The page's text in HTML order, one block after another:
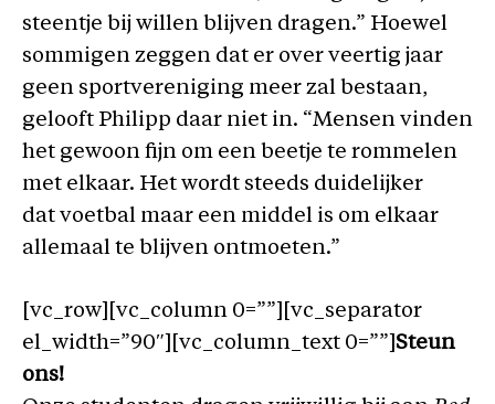
steentje bij willen blijven dragen.” Hoewel
sommigen zeggen dat er over veertig jaar
geen sportvereniging meer zal bestaan,
gelooft Philipp daar niet in. “Mensen vinden
het gewoon fijn om een beetje te rommelen
met elkaar. Het wordt steeds duidelijker
dat voetbal maar een middel is om elkaar
allemaal te blijven ontmoeten.”
[vc_row][vc_column 0=””][vc_separator
el_width=”90″][vc_column_text 0=””] Steun
ons!